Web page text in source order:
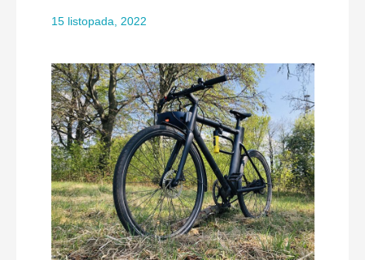
15 listopada, 2022